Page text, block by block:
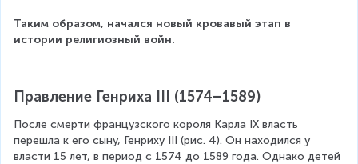
Таким образом, начался новый кровавый этап в
истории религиозный войн.
Правление Генриха III (1574–1589)
После смерти французского короля Карла IX власть
перешла к его сыну, Генриху III (рис. 4). Он находился у
власти 15 лет, в период с 1574 до 1589 года. Однако детей